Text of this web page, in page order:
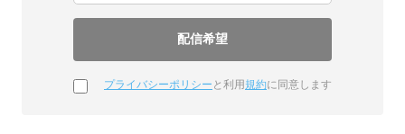
プライバシーポリシー と利用規約に同意します